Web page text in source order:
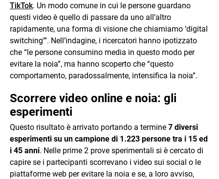
TikTok. Un modo comune in cui le persone guardano
questi video è quello di passare da uno all’altro
rapidamente, una forma di visione che chiamiamo ‘digital
switching'”. Nell’indagine, i ricercatori hanno ipotizzato
che “le persone consumino media in questo modo per
evitare la noia”, ma hanno scoperto che “questo
comportamento, paradossalmente, intensifica la noia”.
Scorrere video online e noia: gli
esperimenti
Questo risultato è arrivato portando a termine 7 diversi
esperimenti su un campione di 1.223 persone tra i 15 ed
i 45 anni. Nelle prime 2 prove sperimentali si è cercato di
capire se i partecipanti scorrevano i video sui social o le
piattaforme web per evitare la noia e se, a loro avviso,